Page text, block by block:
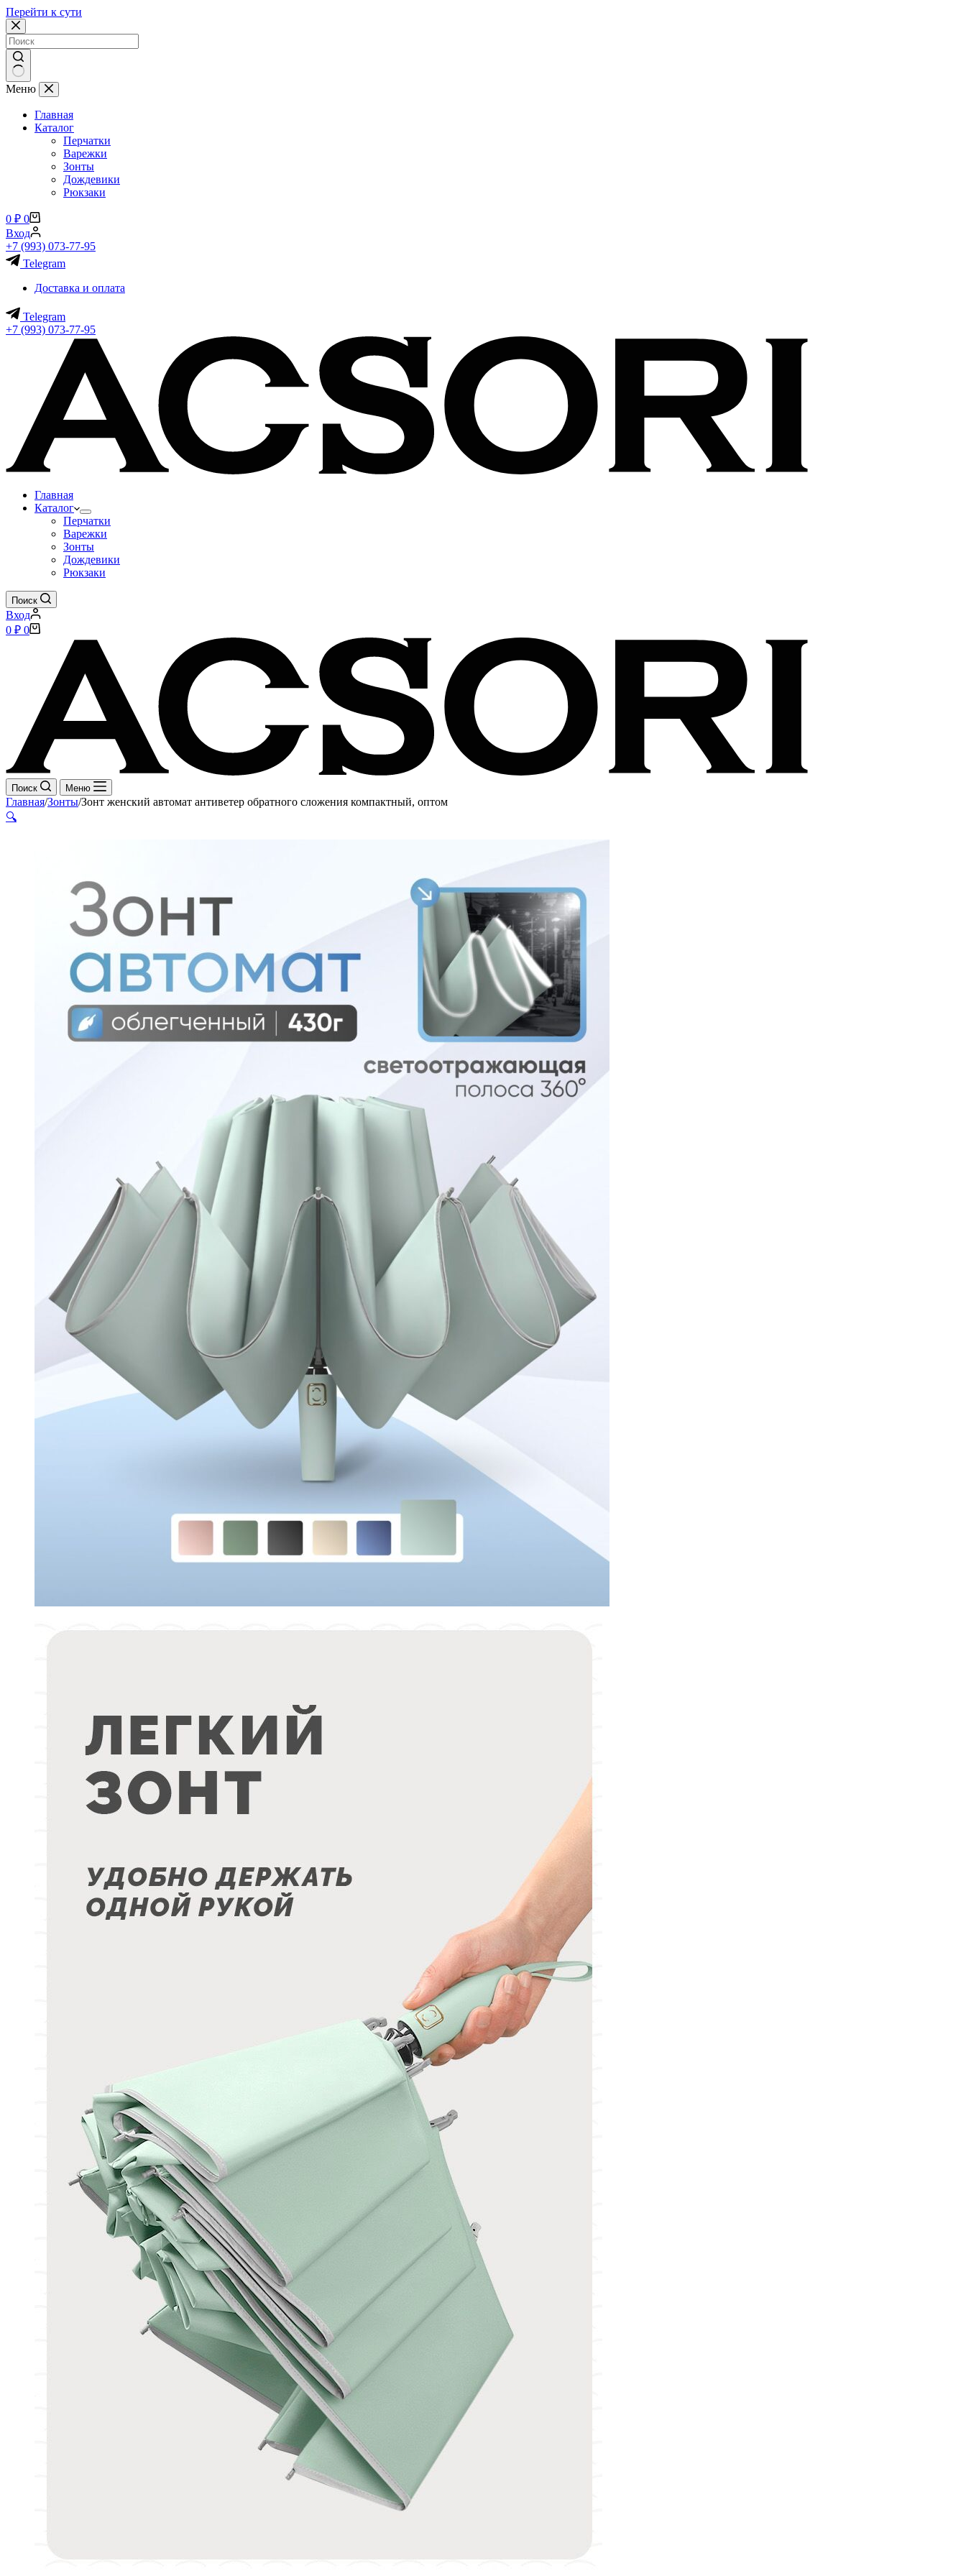
Перейти к сути
Ничего
найдено
Меню
Главная
Каталог
Перчатки
Варежки
Зонты
Дождевики
Рюкзаки
Корзина
0 ₽ 0
Вход
+7 (993) 073-77-95
Telegram
Доставка и оплата
Telegram
+7 (993) 073-77-95
Главная
Каталог
Перчатки
Варежки
Зонты
Дождевики
Рюкзаки
Поиск
Вход
Корзина
0 ₽ 0
Поиск Меню
Главная/Зонты/Зонт женский автомат антиветер обратного сложения компактный, оптом
🔍